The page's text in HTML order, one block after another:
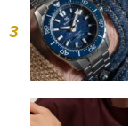
3